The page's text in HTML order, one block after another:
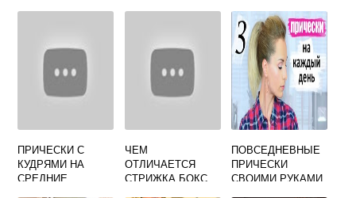
ПРИЧЕСКИ С
КУДРЯМИ НА
СРЕДНИЕ
ЧЕМ
ОТЛИЧАЕТСЯ
СТРИЖКА БОКС
ПОВСЕДНЕВНЫЕ
ПРИЧЕСКИ
СВОИМИ РУКАМИ